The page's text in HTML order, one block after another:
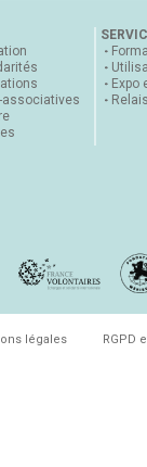
associatives
Expo
légales RGPD